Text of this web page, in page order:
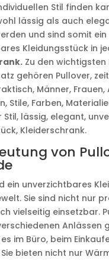
Stil finden
lässig als auch
und sind somit ein
Kleidungsstück in
Zu den wichtigsten
gehören Pullover,
Männer, Frauen,
Stile, Farben,
Stil, lässig, elegant,
Kleiderschrank.
von
ein unverzichtbares
Sie sind nicht nur
vielseitig einsetzbar.
Anlässen
im Büro, beim
Sie bieten nicht nur